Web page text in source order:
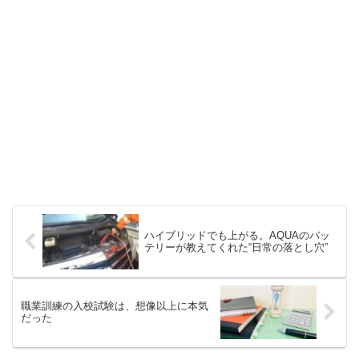
ハイブリッドでも上がる。AQUAのバッ
テリーが教えてくれた“日常の落とし穴”
職業訓練の入校試験は、想像以上に本気
だった